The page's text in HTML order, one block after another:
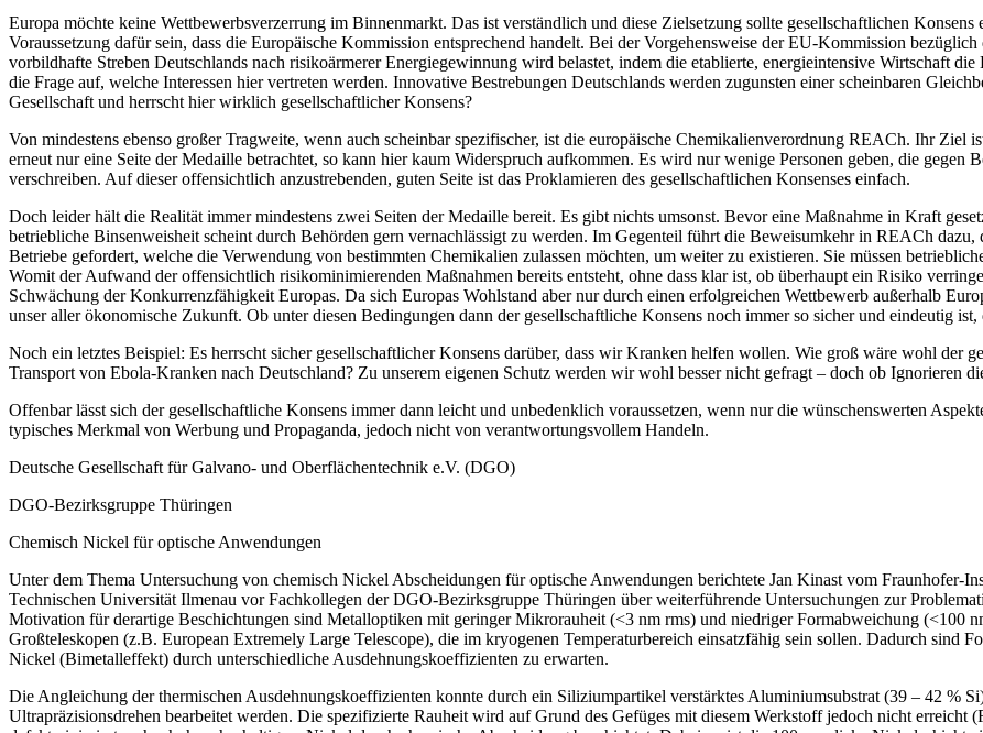
Europa möchte keine Wettbewerbsverzerrung im Binnenmarkt. Das ist verständlich und diese Zielsetzung sollte gesellschaft­lichen Konsens
Voraussetzung dafür sein, dass die Europäische Kommission entsprechend handelt. Bei der Vorgehensweise der EU-Kommission
vorbildhafte Streben Deutschlands nach risikoärmerer Energiegewinnung wird belastet, indem die etablierte, energieintensive Wirtschaft
die Frage auf, welche Interessen hier vertreten werden. Innovative Bestrebungen Deutschlands werden zugunsten einer scheinbaren
Gesellschaft und herrscht hier wirklich gesellschaftlicher Konsens?
Von mindestens ebenso großer Tragweite, wenn auch scheinbar spezifischer, ist die europäische Chemikalienverordnung REACh. Ihr
erneut nur eine Seite der Medaille betrachtet, so kann hier kaum Widerspruch aufkommen. Es wird nur wenige Personen geben, die ­gegen
verschreiben. Auf dieser offensichtlich anzustrebenden, guten Seite ist das Proklamieren des gesellschaftlichen Konsenses einfach.
Doch leider hält die Realität immer mindestens zwei Seiten der Medaille bereit. Es gibt nichts umsonst. Bevor eine Maßnahme in Kraft
betriebliche Binsenweisheit scheint durch Behörden gern vernachlässigt zu werden. Im Gegenteil führt die Beweisumkehr in REACh
Betriebe gefordert, welche die Verwendung von bestimmten Chemikalien zulassen möchten, um weiter zu existieren. Sie müssen
Womit der Aufwand deroffensichtlich risiko­minimierenden Maßnahmen bereits entsteht, ohne dass klar ist, ob überhaupt ein Risiko
Schwächung der Konkurrenzfähigkeit Europas. Da sich Europas Wohlstand aber nur durch einen erfolgreichen Wettbewerb außerhalb
unser aller ökonomische Zukunft. Ob unter diesen Bedingungen dann der gesellschaftliche Konsens noch immer so sicher und eindeutig
Noch ein letztes Beispiel: Es herrscht sicher gesellschaftlicher Konsens darüber, dass wir Kranken helfen wollen. Wie groß wäre wohl der
Transport von Ebola-Kranken nach Deutschland? Zu unserem eigenen Schutz werden wir wohl besser nicht gefragt – doch ob
Offenbar lässt sich der gesellschaftliche Konsens immer dann leicht und unbedenklich voraussetzen, wenn nur die wünschenswerten
typisches Merkmal von Werbung und Propaganda, jedoch nicht von verantwortungsvollem Handeln.
Deutsche Gesellschaft für Galvano- und Oberflächentechnik e.V. (DGO)
DGO-Bezirksgruppe Thüringen
Chemisch Nickel für optische Anwendungen
Unter dem Thema Untersuchung von chemisch Nickel Abscheidungen für optische Anwendungen berichtete Jan Kinast vom Fraunhofer-
Technischen Universität Ilmenau vor Fachkollegen der DGO-Bezirksgruppe Thüringen über weiterführende Untersuchungen zur
Motivation für derartige Beschichtungen sind Metalloptiken mit geringer Mikrorauheit (<3 nm rms) und niedriger Formabweichung (<100
Großteleskopen (z.B. European Extremely Large Telescope), die im kryogenen Temperaturbereich einsatzfähig sein sollen. Dadurch sind
Nickel (Bimetalleffekt) durch unterschiedliche Ausdehnungskoeffizienten zu erwarten.
Die Angleichung der thermischen Ausdehnungskoeffizienten konnte durch ein Siliziumpartikel verstärktes Aluminiumsubstrat (39 – 42 %
Ultrapräzisionsdrehen bearbeitet werden. Die spezifizierte Rauheit wird auf Grund des Gefüges mit diesem Werkstoff jedoch nicht erreicht